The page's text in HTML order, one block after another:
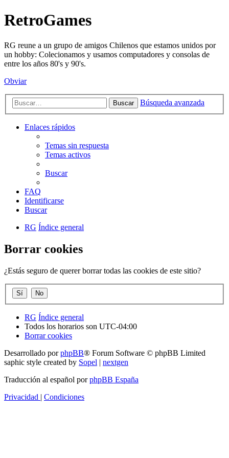
RetroGames
RG reune a un grupo de amigos Chilenos que estamos unidos por
un hobby: Colecionamos y usamos computadores y consolas de
entre los años 80's y 90's.
Obviar
Buscar Búsqueda avanzada
Enlaces rápidos
Temas sin respuesta
Temas activos
Buscar
FAQ
Identificarse
Buscar
RG Índice general
Borrar cookies
¿Estás seguro de querer borrar todas las cookies de este sitio?
RG Índice general
Todos los horarios son UTC-04:00
Borrar cookies
Desarrollado porphpBB® Forum Software © phpBB Limited
saphic style created by Sopel | nextgen
Traducción al español porphpBB España
Privacidad | Condiciones